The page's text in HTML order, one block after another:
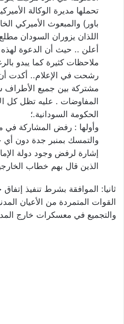
تحملها مديرة الوكالة
باور) والمبعوث الأميركي
اللذان يزوران السودان
أعلن .. حيث أن الدعوة
ملاحظات كثيرة كما يبدو
رشحت في الإعلام.. أكدت
مشتركة بين جميع الأطراف
المفاوضات . عليه تظل كل
الحكومة السودانية.؛
وأولها : رفض المشاركة في
والتمسك بمنبر جدة دون
إشارة لرفض وجود دولة
الذين قال بهم خطاب
ثانيا: الموافقة بشرط تنفيذ
القوات المتمردة من الأعيان
والتجميع في معسكرات خارج